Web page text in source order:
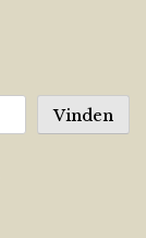
Vinden